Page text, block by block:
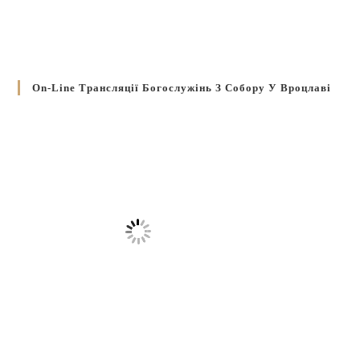
On-Line Трансляції Богослужінь З Собору У Вроцлаві